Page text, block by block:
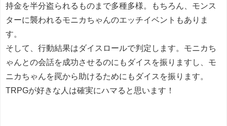
持金を半分盗られるものまで多種多様。もちろん、モンス
ターに襲われるモニカちゃんのエッチイベントもありま
す。
そして、行動結果はダイスロールで判定します。モニカち
ゃんとの会話を成功させるのにもダイスを振りますし、モ
ニカちゃんを罠から助けるためにもダイスを振ります。
TRPGが好きな人は確実にハマると思います！